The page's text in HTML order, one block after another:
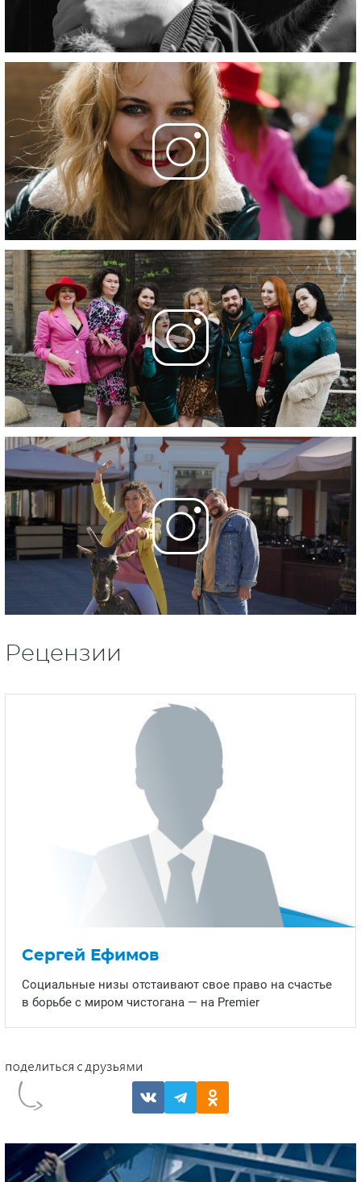
Рецензии
Сергей Ефимов
Социальные низы отстаивают свое право на счастье
в борьбе с миром чистогана — на Premier